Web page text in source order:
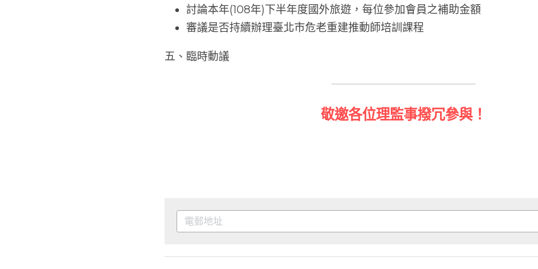
討論本年(108年)下半年度國外旅遊，每位參加會員之補助金額
審議是否持續辦理臺北市危老重建推動師培訓課程
五、臨時動議
敬邀各位理監事撥冗參與！